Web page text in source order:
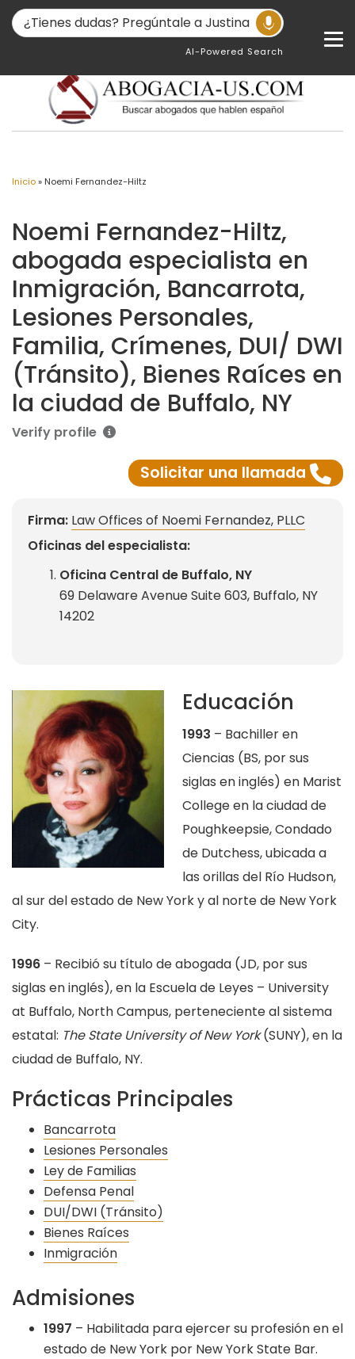
AI-Powered Search
Inicio» Noemi Fernandez-Hiltz
Noemi Fernandez-Hiltz,
abogada especialista en
Inmigración, Bancarrota,
Lesiones Personales,
Familia, Crímenes, DUI/ DWI
(Tránsito), Bienes Raíces en
la ciudad de Buffalo, NY
Verify profile
Solicitar una llamada
Firma: Law Offices of Noemi Fernandez, PLLC
Oficinas del especialista:
Oficina Central de Buffalo, NY
69 Delaware Avenue Suite 603, Buffalo, NY
14202
Educación
1993 – Bachiller en
Ciencias (BS, por sus
siglas en inglés) en Marist
College en la ciudad de
Poughkeepsie, Condado
de Dutchess, ubicada a
las orillas del Río Hudson,
al sur del estado de New York y al norte de New York
City.
1996 – Recibió su título de abogada (JD, por sus
siglas en inglés), en la Escuela de Leyes – University
at Buffalo, North Campus, perteneciente al sistema
estatal: The State University of New York(SUNY), en la
ciudad de Buffalo, NY.
Prácticas Principales
Bancarrota
Lesiones Personales
Ley de Familias
Defensa Penal
DUI/DWI (Tránsito)
Bienes Raíces
Inmigración
Admisiones
1997 – Habilitada para ejercer su profesión en el
estado de New York por New York State Bar.